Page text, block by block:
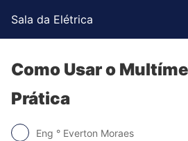
Sala da Elétrica
Como Usar o
Prática
Eng ° Everton Moraes